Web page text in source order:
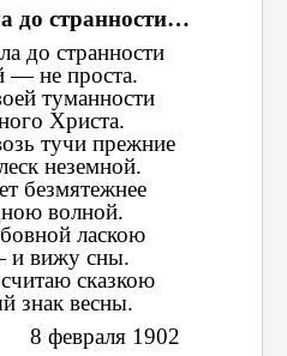
до странности…
до странности
— не проста.
туманности
Христа.
тучи прежние
неземной.
безмятежнее
волной.
ласкою
и вижу сны.
сказкою
знак весны.
1902